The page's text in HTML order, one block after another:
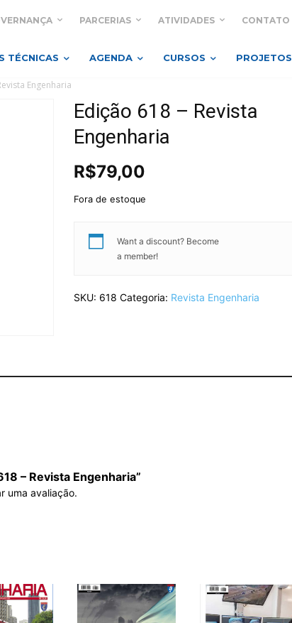
PARCERIAS ATIVIDADES CONTATO
TÉCNICAS AGENDA CURSOS PROJETOS
Engenharia
Edição 618 – Revista
Engenharia
R$79,00
Fora de estoque
Want a discount? Become
a member!
SKU: 618 Categoria: Revista Engenharia
– Revista Engenharia”
uma avaliação.